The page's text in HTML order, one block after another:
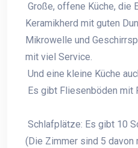
Große, offene Küche, die
Keramikherd mit guten
Mikrowelle und
mit viel Service.
Und eine kleine Küche
Es gibt Fliesenböden mit
Schlafplätze: Es gibt 10
(Die Zimmer sind 5